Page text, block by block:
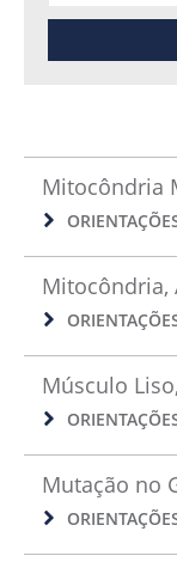
Mitocôndria
Mitocôndria,
Músculo
Mutação no